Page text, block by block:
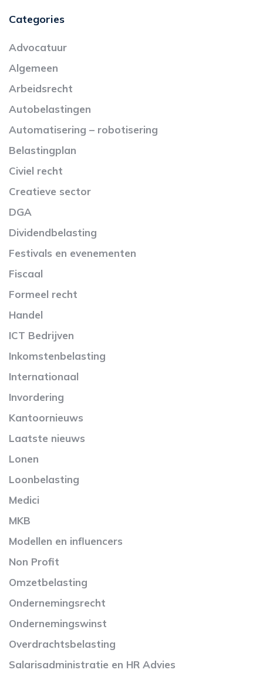
Categories
Advocatuur
Algemeen
Arbeidsrecht
Autobelastingen
Automatisering – robotisering
Belastingplan
Civiel recht
Creatieve sector
DGA
Dividendbelasting
Festivals en evenementen
Fiscaal
Formeel recht
Handel
ICT Bedrijven
Inkomstenbelasting
Internationaal
Invordering
Kantoornieuws
Laatste nieuws
Lonen
Loonbelasting
Medici
MKB
Modellen en influencers
Non Profit
Omzetbelasting
Ondernemingsrecht
Ondernemingswinst
Overdrachtsbelasting
Salarisadministratie en HR Advies